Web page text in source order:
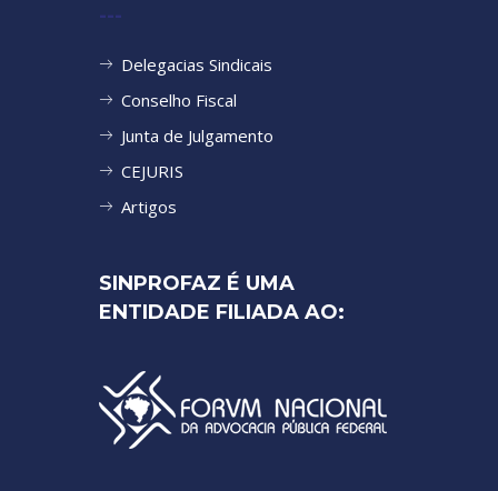
---
Delegacias Sindicais
Conselho Fiscal
Junta de Julgamento
CEJURIS
Artigos
SINPROFAZ É UMA
ENTIDADE FILIADA AO: